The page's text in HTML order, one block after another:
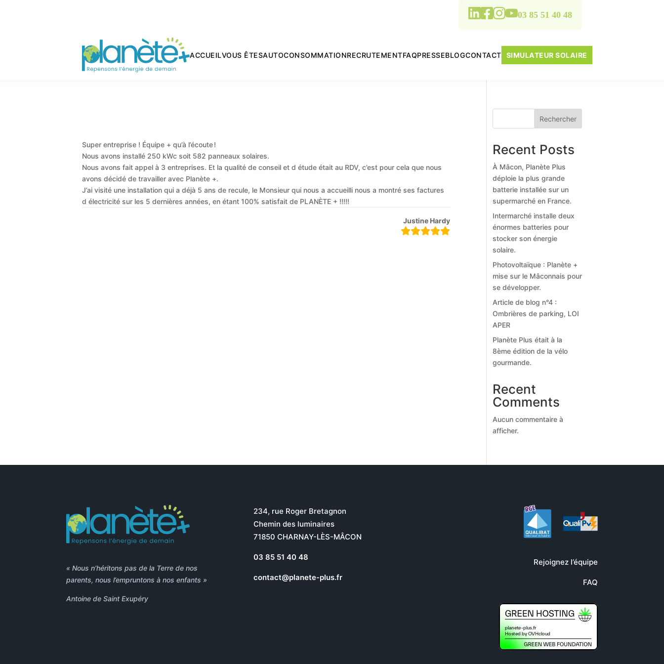
03 85 51 40 48
ACCUEILVOUS ÊTESAUTOCONSOMMATIONRECRUTEMENTFAQPRESSEBLOGCONTACT SIMULATEUR SOLAIRE
Super entreprise ! Équipe + qu’à l’écoute !
Nous avons installé 250 kWc soit 582 panneaux solaires.
Nous avons fait appel à 3 entreprises. Et la qualité de conseil et d étude était au RDV, c’est pour cela que nous
avons décidé de travailler avec Planète +.
J’ai visité une installation qui a déjà 5 ans de recule, le Monsieur qui nous a accueilli nous a montré ses factures
d électricité sur les 5 dernières années, en étant 100% satisfait de PLANÈTE + !!!!!
Justine Hardy
Rechercher
Recent Posts
À Mâcon, Planète Plus
déploie la plus grande
batterie installée sur un
supermarché en France.
Intermarché installe deux
énormes batteries pour
stocker son énergie
solaire.
Photovoltaïque : Planète +
mise sur le Mâconnais pour
se développer.
Article de blog n°4 :
Ombrières de parking, LOI
APER
Planète Plus était à la
8ème édition de la vélo
gourmande.
Recent
Comments
Aucun commentaire à
afficher.
« Nous n’héritons pas de la Terre de nos
parents, nous l’empruntons à nos enfants »
Antoine de Saint Exupéry
234, rue Roger Bretagnon
Chemin des luminaires
71850 CHARNAY-LÈS-MÂCON
03 85 51 40 48
contact@planete-plus.fr
Rejoignez l’équipe
FAQ